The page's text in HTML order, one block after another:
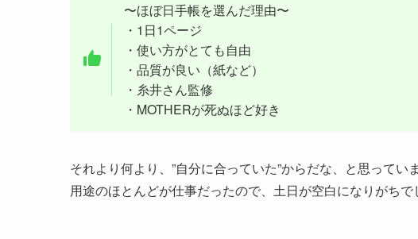
〜ほぼ日手帳を選んだ理由〜
・1日1ページ
・使い方がとても自由
・品質が良い（紙など）
・糸井さん監修
・MOTHERが死ぬほど好き
それより何より、”自分に合っていた”からだな、と思っていま
用途のほとんどが仕事だったので、土日が空白になりがち